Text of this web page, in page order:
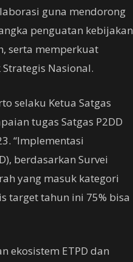
guna mendorong
penguatan kebijakan
serta memperkuat
Nasional.
selaku Ketua Satgas
tugas Satgas P2DD
“Implementasi
berdasarkan Survei
yang masuk kategori
target tahun ini 75% bisa
ekosistem ETPD dan